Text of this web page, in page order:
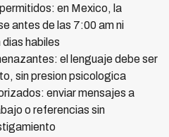
en Mexico, la
antes de las 7:00 am ni
habiles
el lenguaje debe ser
sin presion psicologica
enviar mensajes a
o referencias sin